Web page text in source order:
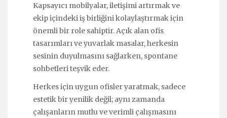
Kapsayıcı mobilyalar, iletişimi artırmak ve
ekip içindeki iş birliğini kolaylaştırmak için
önemli bir role sahiptir. Açık alan ofis
tasarımları ve yuvarlak masalar, herkesin
sesinin duyulmasını sağlarken, spontane
sohbetleri teşvik eder.
Herkes için uygun ofisler yaratmak, sadece
estetik bir yenilik değil; aynı zamanda
çalışanların mutlu ve verimli çalışmasını